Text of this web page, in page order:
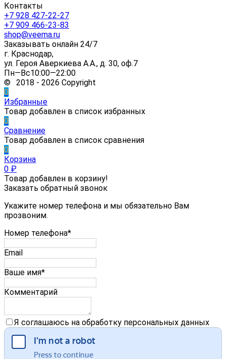
Контакты
+7 928 427-22-27
+7 909 466-23-83
shop@veema.ru
Заказывать онлайн 24/7
г. Краснодар,
ул. Героя Аверкиева А.А., д. 30, оф.7
Пн—Вс10:00—22:00
© 2018 - 2026 Copyright
0
Избранные
Товар добавлен в список избранных
0
Сравнение
Товар добавлен в список сравнения
0
Корзина
0 ₽
Товар добавлен в корзину!
Заказать обратный звонок
Укажите номер телефона и мы обязательно Вам
прозвоним.
Номер телефона*
Email
Ваше имя*
Комментарий
Я соглашаюсь на обработку персональных данных